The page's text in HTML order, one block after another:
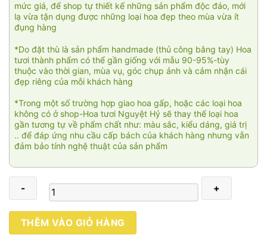
mức giá, để shop tự thiết kế những sản phẩm độc đáo, mới
lạ vừa tận dụng được những loại hoa đẹp theo mùa vừa ít
đụng hàng
*Do đặt thù là sản phẩm handmade (thủ công bằng tay) Hoa
tươi thành phẩm có thể gần giống với mẫu 90-95%-tùy
thuộc vào thời gian, mùa vụ, góc chụp ảnh và cảm nhận cái
đẹp riêng của mỗi khách hàng
*Trong một số trường hợp giao hoa gấp, hoặc các loại hoa
không có ở shop-Hoa tươi Nguyệt Hỷ sẽ thay thế loại hoa
gần tương tự về phẩm chất như: màu sắc, kiểu dáng, giá trị
.. để đáp ứng nhu cầu cấp bách của khách hàng nhưng vẫn
đảm bảo tính nghệ thuật của sản phẩm
Thịnh
vượng
THÊM VÀO GIỎ HÀNG